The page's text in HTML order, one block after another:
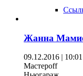
Жанна
09.12.2016 | 10:01
Мастерoff